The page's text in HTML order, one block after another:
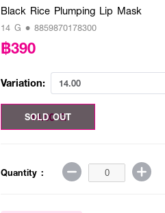
Black Rice Plumping Lip Mask
14 G • 8859870178300
฿390
Variation: 14.00
14.00 G
SOLD OUT
Quantity :